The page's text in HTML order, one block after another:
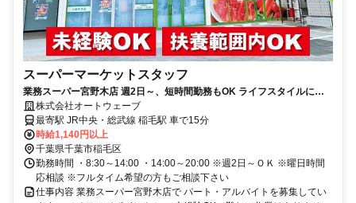
スーパーマーケットスタッフ
業務スーパー宮野木店 週2日～、短時間勤務もOK ライフスタイルに合
わせて働ける
株式会社オートウェーブ
最寄駅 JR中央・総武線 稲毛駅 車で15分
時給1,140円以上
千葉県千葉市稲毛区
勤務時間 ・8:30～14:00 ・14:00～20:00 ※週2日～ＯＫ ※曜日時間
応相談 ※フルタイム希望の方もご相談下さい
仕事内容 業務スーパー宮野木店で パート・アルバイトを募集してい